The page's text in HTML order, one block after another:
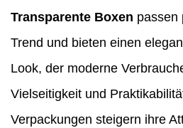
Transparente Boxen passen
Trend und bieten einen
Look, der moderne
Vielseitigkeit und
Verpackungen steigern ihre